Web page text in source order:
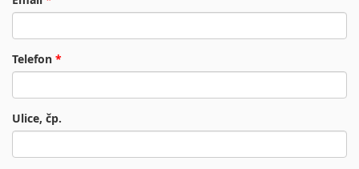
Telefon *
Ulice, čp.